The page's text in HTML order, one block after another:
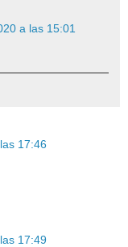
a las 15:01
17:46
17:49